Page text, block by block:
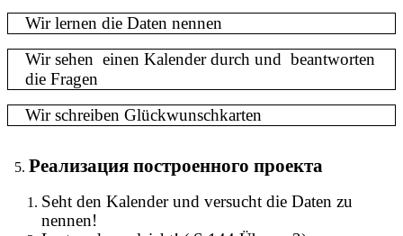
Wir lernen die Daten nennen
Wir sehen einen Kalender durch und beantworten
die Fragen
Wir schreiben Glückwunschkarten
Реализация построенного проекта
Seht den Kalender und versucht die Daten zu
nennen!